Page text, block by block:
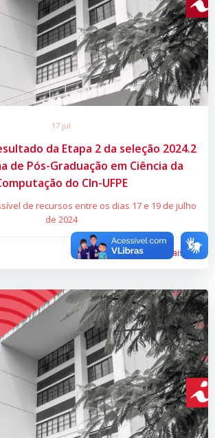
17 jul
da Etapa 2 da seleção 2024.2
de Pós-Graduação em Ciência da
do CIn-UFPE
de recursos entre os dias 17 e 19 de julho
de 2024
Leia mais